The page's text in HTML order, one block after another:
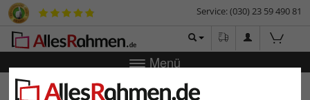
Service: (030) 23 59 490 81
Menü
Zurück Bilderrahmen-Shop Marken